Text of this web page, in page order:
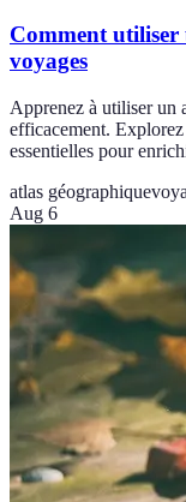
Comment
voyages
Apprenez à utiliser un
efficacement. Explorez
essentielles pour
atlas géographique
Aug 6